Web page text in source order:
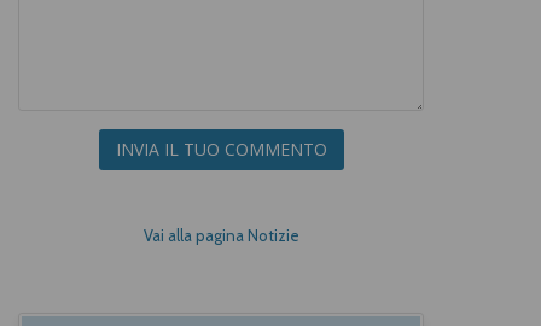
INVIA IL TUO COMMENTO
Vai alla pagina Notizie